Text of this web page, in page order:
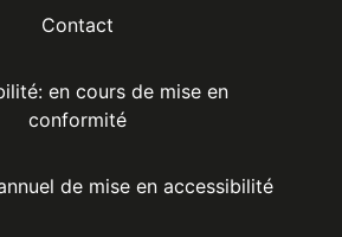
Contact
en cours de mise en
conformité
de mise en accessibilité